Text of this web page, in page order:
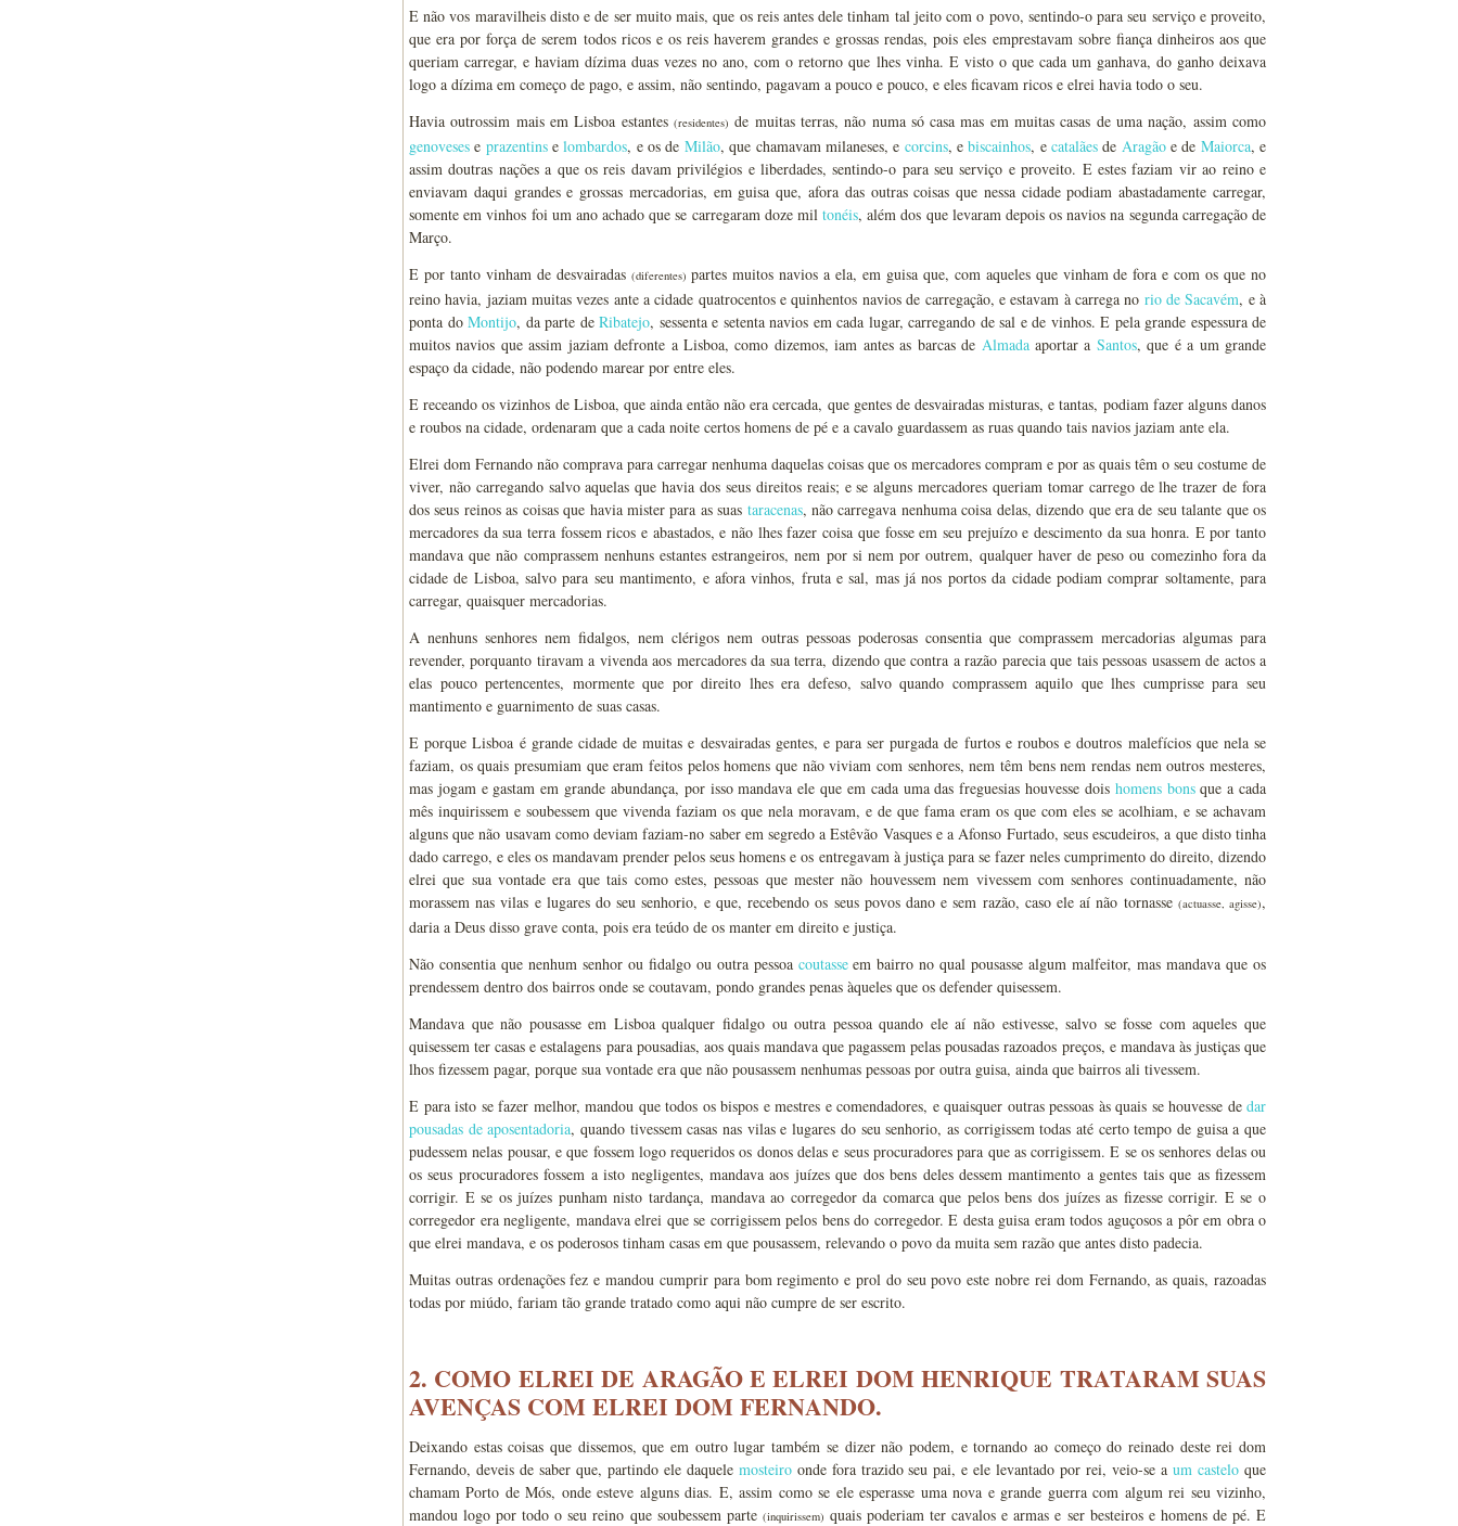
E não vos maravilheis disto e de ser muito mais, que os reis antes dele tinham tal jeito com o povo, sentindo-o para seu serviço e proveito,
que era por força de serem todos ricos e os reis haverem grandes e grossas rendas, pois eles emprestavam sobre fiança dinheiros aos que
queriam carregar, e haviam dízima duas vezes no ano, com o retorno que lhes vinha. E visto o que cada um ganhava, do ganho deixava
logo a dízima em começo de pago, e assim, não sentindo, pagavam a pouco e pouco, e eles ficavam ricos e elrei havia todo o seu.
Havia outrossim mais em Lisboa estantes (residentes) de muitas terras, não numa só casa mas em muitas casas de uma nação, assim como
genoveses e prazentinselombardos, e os de Milão, que chamavam milaneses, e corcins, ebiscainhos, e catalãesde Aragãoe de Maiorca, e
assim doutras nações a que os reis davam privilégios e liberdades, sentindo-o para seu serviço e proveito. E estes faziam vir ao reino e
enviavam daqui grandes e grossas mercadorias, em guisa que, afora das outras coisas que nessa cidade podiam abastadamente carregar,
somente em vinhos foi um ano achado que se carregaram doze miltonéis, além dos que levaram depois os navios na segunda carregação de
Março.
E por tanto vinham de desvairadas (diferentes) partes muitos navios a ela, em guisa que, com aqueles que vinham de fora e com os que no
reino havia, jaziam muitas vezes ante a cidade quatrocentos e quinhentos navios de carregação, e estavam à carrega no rio de Sacavém, e à
ponta do Montijo, da parte de Ribatejo, sessenta e setenta navios em cada lugar, carregando de sal e de vinhos. E pela grande espessura de
muitos navios que assim jaziam defronte a Lisboa, como dizemos, iam antes as barcas de Almadaaportar a Santos, que é a um grande
espaço da cidade, não podendo marear por entre eles.
E receando os vizinhos de Lisboa, que ainda então não era cercada, que gentes de desvairadas misturas, e tantas, podiam fazer alguns danos
e roubos na cidade, ordenaram que a cada noite certos homens de pé e a cavalo guardassem as ruas quando tais navios jaziam ante ela.
Elrei dom Fernando não comprava para carregar nenhuma daquelas coisas que os mercadores compram e por as quais têm o seu costume de
viver, não carregando salvo aquelas que havia dos seus direitos reais; e se alguns mercadores queriam tomar carrego de lhe trazer de fora
dos seus reinos as coisas que havia mister para as suas taracenas, não carregava nenhuma coisa delas, dizendo que era de seu talante que os
mercadores da sua terra fossem ricos e abastados, e não lhes fazer coisa que fosse em seu prejuízo e descimento da sua honra. E por tanto
mandava que não comprassem nenhuns estantes estrangeiros, nem por si nem por outrem, qualquer haver de peso ou comezinho fora da
cidade de Lisboa, salvo para seu mantimento, e afora vinhos, fruta e sal, mas já nos portos da cidade podiam comprar soltamente, para
carregar, quaisquer mercadorias.
A nenhuns senhores nem fidalgos, nem clérigos nem outras pessoas poderosas consentia que comprassem mercadorias algumas para
revender, porquanto tiravam a vivenda aos mercadores da sua terra, dizendo que contra a razão parecia que tais pessoas usassem de actos a
elas pouco pertencentes, mormente que por direito lhes era defeso, salvo quando comprassem aquilo que lhes cumprisse para seu
mantimento e guarnimento de suas casas.
E porque Lisboa é grande cidade de muitas e desvairadas gentes, e para ser purgada de furtos e roubos e doutros malefícios que nela se
faziam, os quais presumiam que eram feitos pelos homens que não viviam com senhores, nem têm bens nem rendas nem outros mesteres,
mas jogam e gastam em grande abundança, por isso mandava ele que em cada uma das freguesias houvesse dois homens bonsque a cada
mês inquirissem e soubessem que vivenda faziam os que nela moravam, e de que fama eram os que com eles se acolhiam, e se achavam
alguns que não usavam como deviam faziam-no saber em segredo a Estêvão Vasques e a Afonso Furtado, seus escudeiros, a que disto tinha
dado carrego, e eles os mandavam prender pelos seus homens e os entregavam à justiça para se fazer neles cumprimento do direito, dizendo
elrei que sua vontade era que tais como estes, pessoas que mester não houvessem nem vivessem com senhores continuadamente, não
morassem nas vilas e lugares do seu senhorio, e que, recebendo os seus povos dano e sem razão, caso ele aí não tornasse (actuasse, agisse),
daria a Deus disso grave conta, pois era teúdo de os manter em direito e justiça.
Não consentia que nenhum senhor ou fidalgo ou outra pessoa coutasseem bairro no qual pousasse algum malfeitor, mas mandava que os
prendessem dentro dos bairros onde se coutavam, pondo grandes penas àqueles que os defender quisessem.
Mandava que não pousasse em Lisboa qualquer fidalgo ou outra pessoa quando ele aí não estivesse, salvo se fosse com aqueles que
quisessem ter casas e estalagens para pousadias, aos quais mandava que pagassem pelas pousadas razoados preços, e mandava às justiças que
lhos fizessem pagar, porque sua vontade era que não pousassem nenhumas pessoas por outra guisa, ainda que bairros ali tivessem.
E para isto se fazer melhor, mandou que todos os bispos e mestres e comendadores, e quaisquer outras pessoas às quais se houvesse de dar
pousadas de aposentadoria, quando tivessem casas nas vilas e lugares do seu senhorio, as corrigissem todas até certo tempo de guisa a que
pudessem nelas pousar, e que fossem logo requeridos os donos delas e seus procuradores para que as corrigissem. E se os senhores delas ou
os seus procuradores fossem a isto negligentes, mandava aos juízes que dos bens deles dessem mantimento a gentes tais que as fizessem
corrigir. E se os juízes punham nisto tardança, mandava ao corregedor da comarca que pelos bens dos juízes as fizesse corrigir. E se o
corregedor era negligente, mandava elrei que se corrigissem pelos bens do corregedor. E desta guisa eram todos aguçosos a pôr em obra o
que elrei mandava, e os poderosos tinham casas em que pousassem, relevando o povo da muita sem razão que antes disto padecia.
Muitas outras ordenações fez e mandou cumprir para bom regimento e prol do seu povo este nobre rei dom Fernando, as quais, razoadas
todas por miúdo, fariam tão grande tratado como aqui não cumpre de ser escrito.
2. COMO ELREI DE ARAGÃO E ELREI DOM HENRIQUE TRATARAM SUAS
AVENÇAS COM ELREI DOM FERNANDO.
Deixando estas coisas que dissemos, que em outro lugar também se dizer não podem, e tornando ao começo do reinado deste rei dom
Fernando, deveis de saber que, partindo ele daquele mosteiroonde fora trazido seu pai, e ele levantado por rei, veio-se aum castelo que
chamam Porto de Mós, onde esteve alguns dias. E, assim como se ele esperasse uma nova e grande guerra com algum rei seu vizinho,
mandou logo por todo o seu reino que soubessem parte (inquirissem) quais poderiam ter cavalos e armas e ser besteiros e homens de pé. E